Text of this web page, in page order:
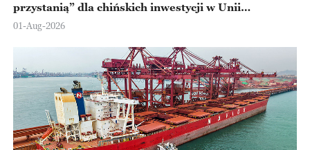
przystanią” dla chińskich inwestycji w Unii
Europejskiej
01-Aug-2026